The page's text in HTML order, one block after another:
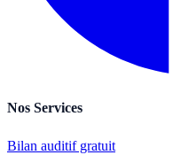
Nos Services
Bilan auditif gratuit